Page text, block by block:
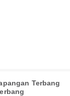
Terbang